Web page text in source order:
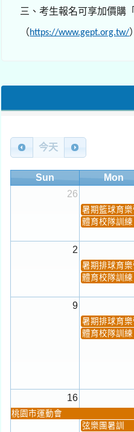
三、考生報名可享加價購
（https://www.gept.org.tw/
今天
Sun Mon
26
暑期籃球育樂
體育校隊訓練
2
暑期排球育樂
體育校隊訓練
9
暑期排球育樂
體育校隊訓練
16
桃園市運動會
弦樂團暑訓